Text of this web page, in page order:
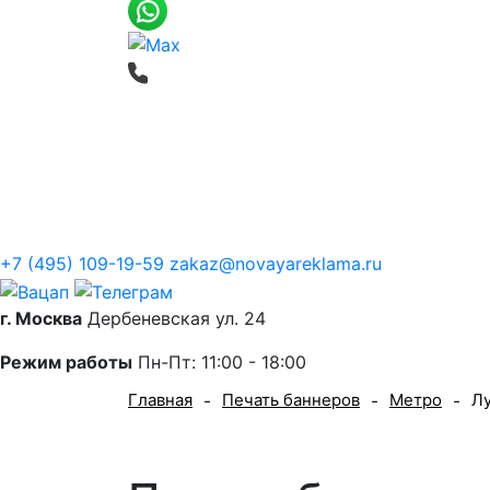
+7 (495) 109-19-59 zakaz@novayareklama.ru
г. Москва Дербеневская ул. 24
Режим работы Пн-Пт: 11:00 - 18:00
Главная - Печать баннеров - Метро -